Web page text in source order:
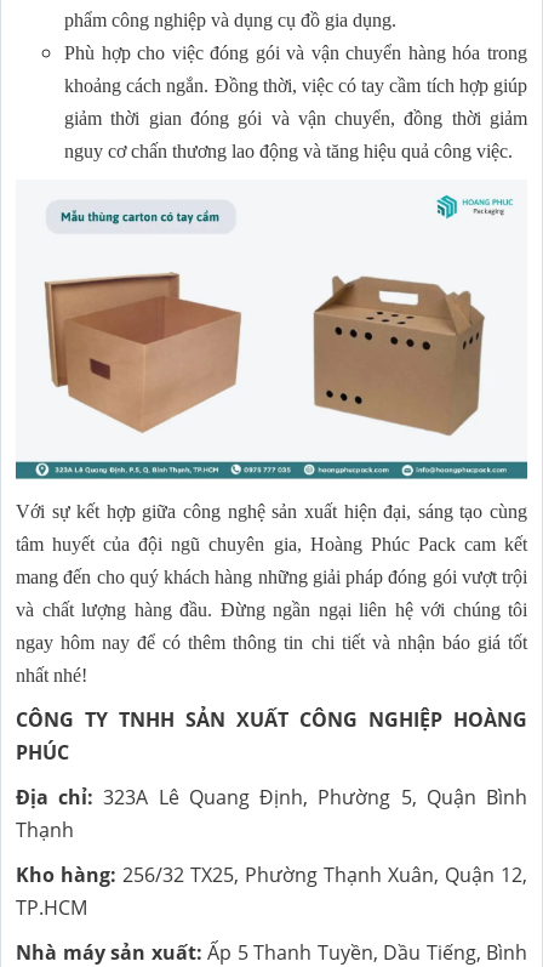
phẩm công nghiệp và dụng cụ đồ gia dụng.
Phù hợp cho việc đóng gói và vận chuyển hàng hóa trong
khoảng cách ngắn. Đồng thời, việc có tay cầm tích hợp giúp
giảm thời gian đóng gói và vận chuyển, đồng thời giảm
nguy cơ chấn thương lao động và tăng hiệu quả công việc.
Với sự kết hợp giữa công nghệ sản xuất hiện đại, sáng tạo cùng
tâm huyết của đội ngũ chuyên gia, Hoàng Phúc Pack cam kết
mang đến cho quý khách hàng những giải pháp đóng gói vượt trội
và chất lượng hàng đầu. Đừng ngần ngại liên hệ với chúng tôi
ngay hôm nay để có thêm thông tin chi tiết và nhận báo giá tốt
nhất nhé!
CÔNG TY TNHH SẢN XUẤT CÔNG NGHIỆP HOÀNG
PHÚC
Địa chỉ: 323A Lê Quang Định, Phường 5, Quận Bình
Thạnh
Kho hàng: 256/32 TX25, Phường Thạnh Xuân, Quận 12,
TP.HCM
Nhà máy sản xuất: Ấp 5 Thanh Tuyền, Dầu Tiếng, Bình